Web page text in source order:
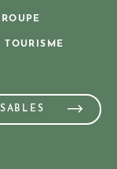
TOURISME